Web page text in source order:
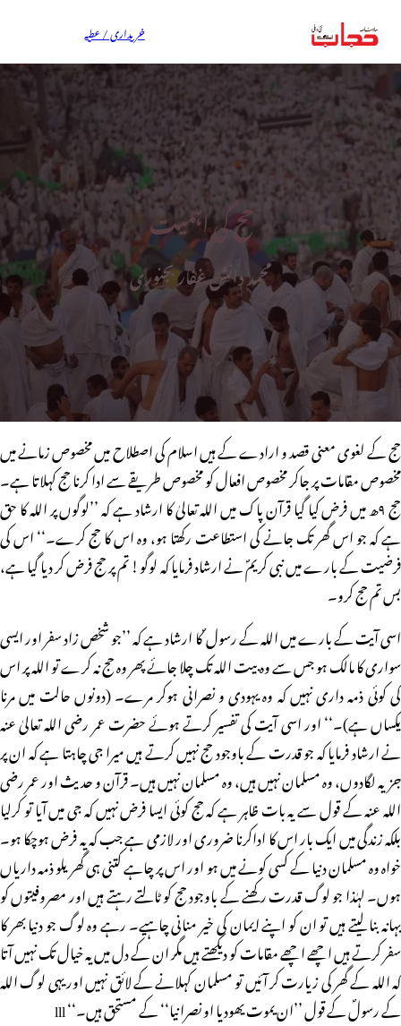
خریداری / عطیہ
حج کی اہمیت
محمد دانش غفار بجنوری
حج کے لغوی معنی قصد و ارادے کے ہیں اسلام کی اصطلاح میں مخصوص زمانے میں
مخصوص مقامات پر جاکر مخصوص افعال کو مخصوص طریقے سے ادا کرنا حج کہلاتا ہے۔
حج ۹ھ میں فرض کیا گیا قرآن پاک میں اللہ تعالیٰ کا ارشاد ہے کہ ’’لوگوں پر اللہ کا حق
ہے کہ جو اس گھر تک جانے کی استطاعت رکھتا ہو، وہ اس کا حج کرے۔‘‘ اس کی
فرضیت کے بارے میں نبی کریمؐ نے ارشاد فرمایا کہ لوگو! تم پر حج فرض کر دیا گیا ہے،
بس تم حج کرو۔
اسی آیت کے بارے میں اللہ کے رسول ؐ کا ارشاد ہے کہ ’’جو شخص زاد سفر اور ایسی
سواری کا مالک ہو جس سے وہ بیت اللہ تک چلا جائے پھر وہ حج نہ کرے تو اللہ پر اس
کی کوئی ذمہ داری نہیں کہ وہ یہودی و نصرانی ہوکر مرے۔ (دونوں حالت میں مرنا
یکساں ہے)۔‘‘ اور اسی آیت کی تفسیر کرتے ہوئے حضرت عمر رضی اللہ تعالیٰ عنہ
نے ارشاد فرمایا کہ جو قدرت کے باوجود حج نہیں کرتے ہیں میرا جی چاہتا ہے کہ ان پر
جزیہ لگادوں، وہ مسلمان نہیں ہیں، وہ مسلمان نہیں ہیں۔ قرآن و حدیث اور عمر رضی
اللہ عنہ کے قول سے یہ بات ظاہر ہے کہ حج کوئی ایسا فرض نہیں کہ جی میں آیا تو کرلیا
بلکہ زندگی میں ایک بار اس کا اداکرنا ضروری اور لازمی ہے جب کہ یہ فرض ہوچکا ہو۔
خواہ وہ مسلمان دنیا کے کسی کونے میں ہو اور اس پر چاہے کتنی ہی گھریلو ذمہ داریاں
ہوں۔ لہٰذا جو لوگ قدرت رکھنے کے باوجود حج کو ٹالتے رہتے ہیں اور مصروفیتوں کو
بہانہ بنا لیتے ہیں تو ان کو اپنے ایمان کی خیر منانی چاہیے۔ رہے وہ لوگ جو دنیا بھر کا
سفر کرتے ہیں اچھے اچھے مقامات کو دیکھتے ہیں مگر ان کے دل میں یہ خیال تک نہیں آتا
کہ اللہ کے گھر کی زیارت کر آئیں تو مسلمان کہلانے کے لائق نہیں اور یہی لوگ اللہ
کے رسولؐ کے قول ’’ان یموت یھودیا او نصرانیا‘‘ کے مستحق ہیں۔‘‘ lll